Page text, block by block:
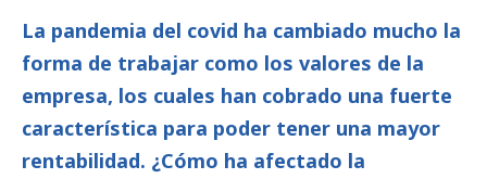
La pandemia del covid ha cambiado mucho la
forma de trabajar como los valores de la
empresa, los cuales han cobrado una fuerte
característica para poder tener una mayor
rentabilidad. ¿Cómo ha afectado la